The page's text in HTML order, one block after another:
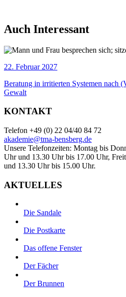
Auch Interessant
22. Februar 2027
Beratung in irritierten Systemen nach
Gewalt
KONTAKT
Telefon +49 (0) 22 04/40 84 72
akademie@tma-bensberg.de
Unsere Telefonzeiten: Montag bis
Uhr und 13.30 Uhr bis 17.00 Uhr,
und 13.30 Uhr bis 15.00 Uhr.
AKTUELLES
Die Sandale
Die Postkarte
Das offene Fenster
Der Fächer
Der Brunnen